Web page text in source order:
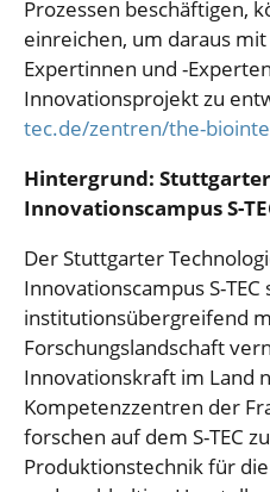
Prozessen beschäftigen,
einreichen, um daraus
Expertinnen und -
Innovationsprojekt zu
tec.de/zentren/the-
Hintergrund:
Innovationscampus S-
Der Stuttgarter
Innovationscampus S-
institutionsübergreifend
Forschungslandschaft
Innovationskraft im Land
Kompetenzzentren der
forschen auf dem S-TEC
Produktionstechnik für